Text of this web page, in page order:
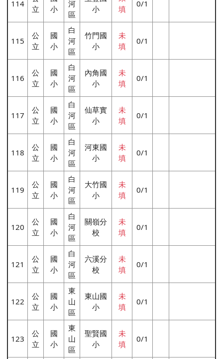
114
立
小
河
區
小
填
0/1
115
公
立
國
小
白
河
區
竹門國
小
未
填
0/1
116
公
立
國
小
白
河
區
內角國
小
未
填
0/1
117
公
立
國
小
白
河
區
仙草實
小
未
填
0/1
118
公
立
國
小
白
河
區
河東國
小
未
填
0/1
119
公
立
國
小
白
河
區
大竹國
小
未
填
0/1
120
公
立
國
小
白
河
區
關嶺分
校
未
填
0/1
121
公
立
國
小
白
河
區
六溪分
校
未
填
0/1
122
公
立
國
小
東
山
區
東山國
小
未
填
0/1
123
公
立
國
小
東
山
區
聖賢國
小
未
填
0/1